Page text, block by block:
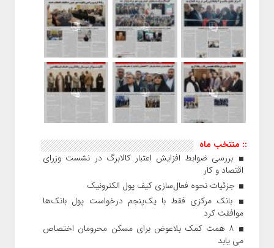
:: منتخب ماه
بررسی ضوابط افزایش اعتبار کالابرگ در نشست وزرای
اقتصاد و کار
جزئیات نحوه فعال‌سازی کیف پول الکترونیک
بانک مرکزی فقط با یک‌‎پنجم درخواست پول بانک‌ها
موافقت کرد
۸ همت کمک بلاعوض برای مسکن محرومان اختصاص
می یابد